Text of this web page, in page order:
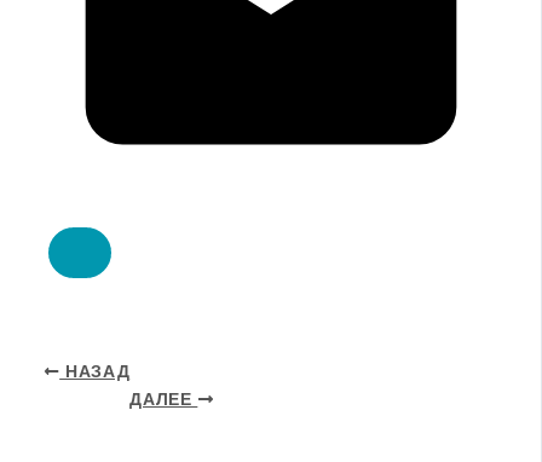
НАЗАД
ДАЛЕЕ